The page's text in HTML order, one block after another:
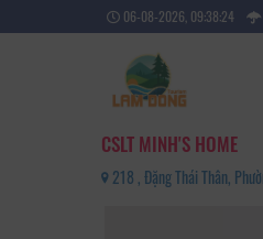
06-08-2026, 09:38:25
CSLT MINH'S HOME
218 , Đặng Thái Thân,